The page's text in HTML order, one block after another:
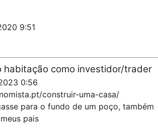
9:51
habitação como investidor/trader
0:56
construir-uma-casa/
para o fundo de um poço, também
pais